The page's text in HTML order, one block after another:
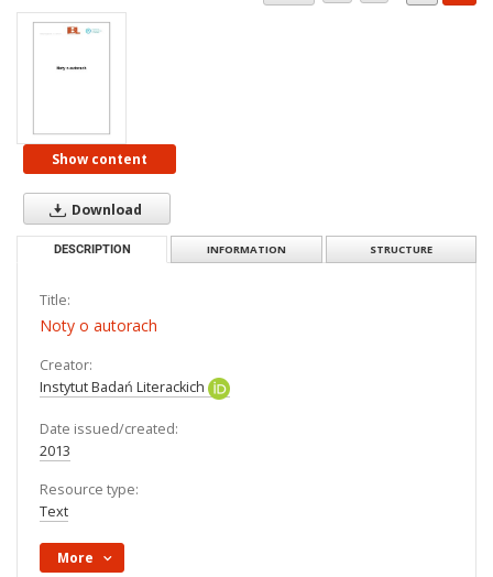
Show content
Download
DESCRIPTION INFORMATION STRUCTURE
Title:
Noty o autorach
Creator:
Instytut Badań Literackich
Date issued/created:
2013
Resource type:
Text
More